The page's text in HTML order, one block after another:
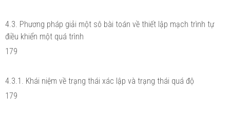
4.3. Phương pháp giải một sô bài toán về thiết lập mạch trình tự
điều khiển một quá trình
179
4.3.1. Khái niệm về trạng thái xác lập và trạng thái quá độ
179